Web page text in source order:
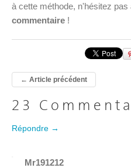
à cette méthode, n'hésitez pas
commentaire !
← Article précédent
23
Répondre →
Mr191212